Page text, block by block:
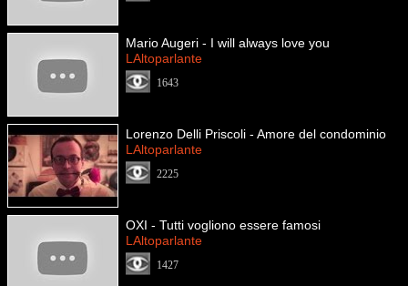
Mario Augeri - I will always love you
LAltoparlante
1643
Lorenzo Delli Priscoli - Amore del condominio
LAltoparlante
2225
OXI - Tutti vogliono essere famosi
LAltoparlante
1427